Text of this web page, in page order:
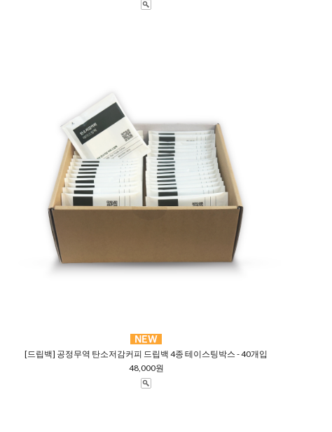
[드립백] 공정무역 탄소저감커피 드립백 4종 테이스팅박스 - 40개입
48,000원